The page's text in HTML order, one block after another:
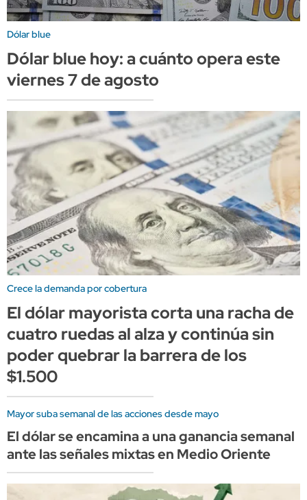
Dólar blue
Dólar blue hoy: a cuánto opera este
viernes 7 de agosto
Crece la demanda por cobertura
El dólar mayorista corta una racha de
cuatro ruedas al alza y continúa sin
poder quebrar la barrera de los
$1.500
Mayor suba semanal de las acciones desde mayo
El dólar se encamina a una ganancia semanal
ante las señales mixtas en Medio Oriente